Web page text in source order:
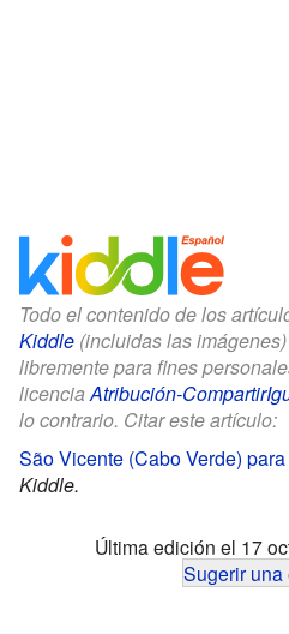
Todo el contenido de los
Kiddle (incluidas las
libremente para fines
licenciaAtribución-
lo contrario. Citar este artículo:
São Vicente (Cabo Verde)
Kiddle.
Última edición el 17
Sugerir una